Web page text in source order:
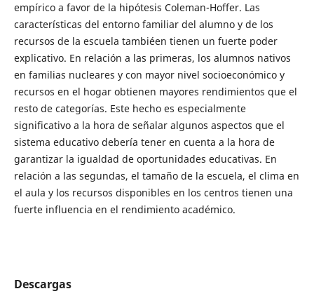
empírico a favor de la hipótesis Coleman-Hoffer. Las
características del entorno familiar del alumno y de los
recursos de la escuela tambiéen tienen un fuerte poder
explicativo. En relación a las primeras, los alumnos nativos
en familias nucleares y con mayor nivel socioeconómico y
recursos en el hogar obtienen mayores rendimientos que el
resto de categorías. Este hecho es especialmente
significativo a la hora de señalar algunos aspectos que el
sistema educativo debería tener en cuenta a la hora de
garantizar la igualdad de oportunidades educativas. En
relación a las segundas, el tamaño de la escuela, el clima en
el aula y los recursos disponibles en los centros tienen una
fuerte influencia en el rendimiento académico.
Descargas